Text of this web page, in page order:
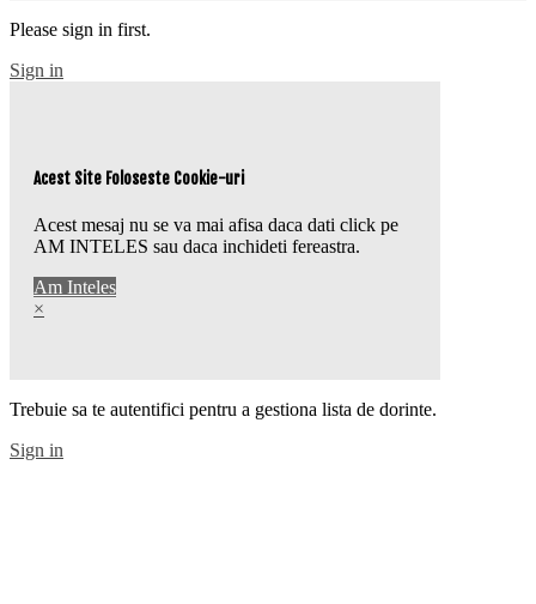
Please sign in first.
Sign in
Acest Site Foloseste Cookie-uri
Acest mesaj nu se va mai afisa daca dati click pe
AM INTELES sau daca inchideti fereastra.
Am Inteles
×
Trebuie sa te autentifici pentru a gestiona lista de dorinte.
Sign in